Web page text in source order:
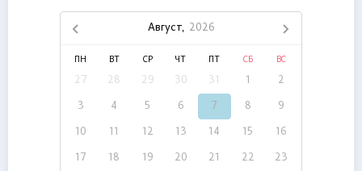
Август, 2026
ПН ВТ СР ЧТ СБ ВС
27 28 29 30 31 1 2
3 4 5 6 7 8 9
10 11 12 13 14 15 16
17 18 19 20 21 22 23